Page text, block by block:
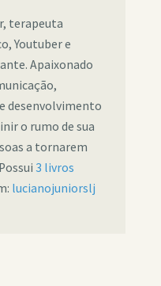
terapeuta
Youtuber e
Apaixonado
desenvolvimento
o rumo de sua
a tornarem
3 livros
lucianojuniorslj